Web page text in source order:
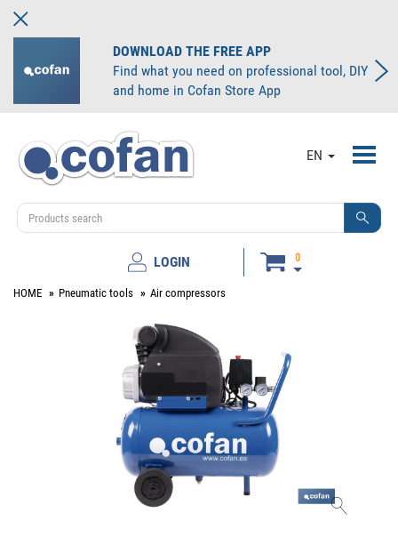
DOWNLOAD THE FREE APP
Find what you need on professional tool, DIY
and home in Cofan Store App
EN
LOGIN 0
HOME Pneumatic tools Air compressors